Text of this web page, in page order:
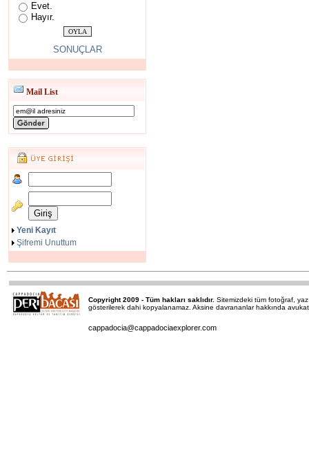
Evet.
Hayır.
SONUÇLAR
Mail List
Yeni Kayıt
Şifremi Unuttum
Copyright 2009 - Tüm hakları saklıdır. Sitemizdeki tüm fotoğraf,
gösterilerek dahi kopyalanamaz. Aksine davrananlar hakkında
cappadocia@cappadociaexplorer.com